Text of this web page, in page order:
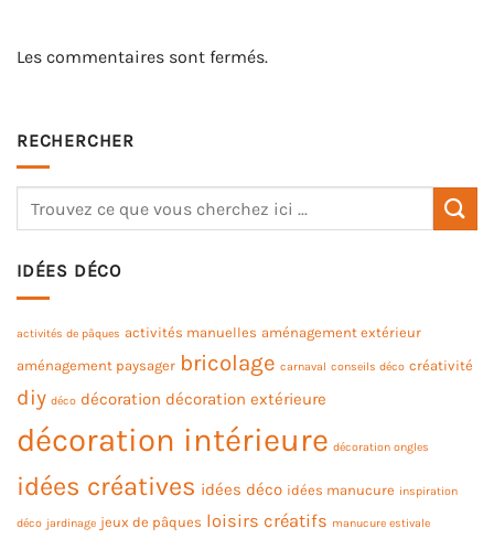
Les commentaires sont fermés.
RECHERCHER
IDÉES DÉCO
activités de pâques activités manuelles aménagement extérieur
aménagement paysager bricolage carnaval conseils déco créativité
diy déco décoration décoration extérieure
décoration intérieure décoration ongles
idées créatives idées déco idées manucure inspiration
déco jardinage jeux de pâques loisirs créatifs manucure estivale